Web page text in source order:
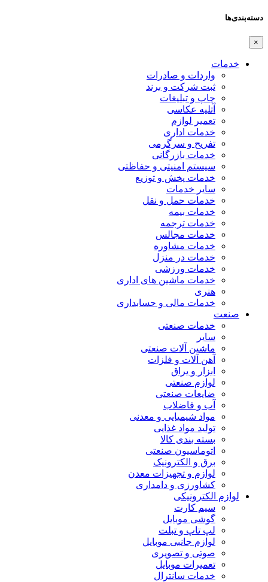
دسته‌بندی‌ها
×
خدمات
واردات و صادرات
ثبت شرکت و برند
چاپ و تبلیغات
آتلیه عکاسی
تعمیر لوازم
خدمات اداری
تفریح و سرگرمی
خدمات بازرگانی
سیستم امنیتی و حفاظتی
خدمات پخش و توزیع
سایر خدمات
خدمات حمل و نقل
خدمات بیمه
خدمات ترجمه
خدمات مجالس
خدمات مشاوره
خدمات در منزل
خدمات ورزشی
خدمات ماشین های اداری
هنری
خدمات مالی و حسابداری
صنعت
خدمات صنعتی
سایر
ماشین آلات صنعتی
آهن آلات و فلزات
ابزار و یراق
لوازم صنعتی
ضایعات صنعتی
آب و فاضلاب
مواد شیمیایی و معدنی
تولید مواد غذایی
بسته بندی کالا
اتوماسیون صنعتی
برق و الکترونیک
لوازم و تجهیزات معدن
کشاورزی و دامداری
لوازم الکترونیکی
سیم کارت
گوشی موبایل
لپ تاپ و تبلت
لوازم جانبی موبایل
صوتی و تصویری
تعمیرات موبایل
خدمات سانترال